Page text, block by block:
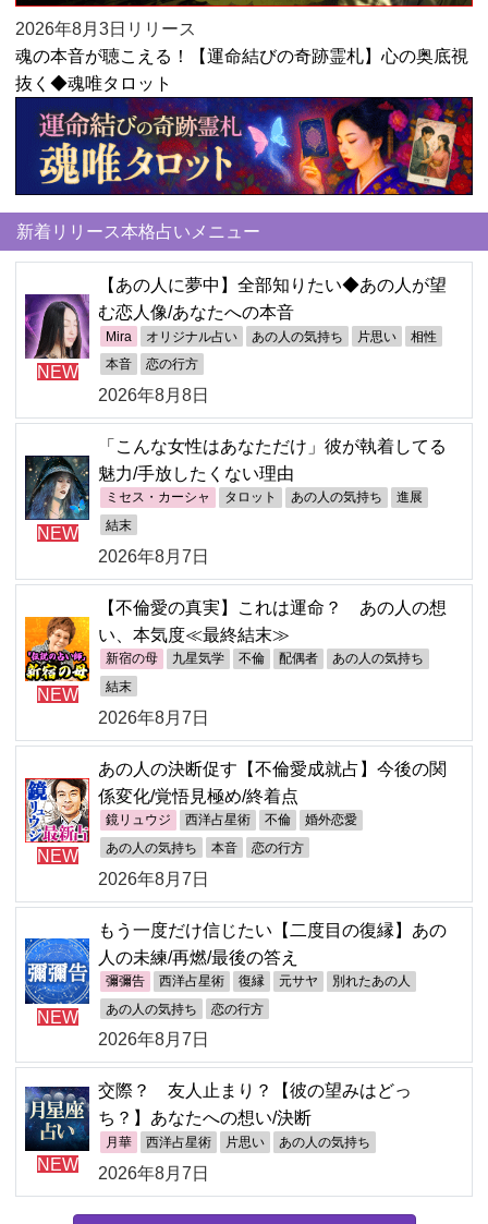
2026年8月3日リリース
魂の本音が聴こえる！【運命結びの奇跡霊札】心の奥底視
抜く◆魂唯タロット
新着リリース本格占いメニュー
NEW
【あの人に夢中】全部知りたい◆あの人が望
む恋人像/あなたへの本音
Mira オリジナル占い あの人の気持ち 片思い 相性
本音 恋の行方
2026年8月8日
NEW
「こんな女性はあなただけ」彼が執着してる
魅力/手放したくない理由
ミセス・カーシャ タロット あの人の気持ち 進展
結末
2026年8月7日
NEW
【不倫愛の真実】これは運命？ あの人の想
い、本気度≪最終結末≫
新宿の母 九星気学 不倫 配偶者 あの人の気持ち
結末
2026年8月7日
NEW
あの人の決断促す【不倫愛成就占】今後の関
係変化/覚悟見極め/終着点
鏡リュウジ 西洋占星術 不倫 婚外恋愛
あの人の気持ち 本音 恋の行方
2026年8月7日
NEW
もう一度だけ信じたい【二度目の復縁】あの
人の未練/再燃/最後の答え
彌彌告 西洋占星術 復縁 元サヤ 別れたあの人
あの人の気持ち 恋の行方
2026年8月7日
NEW
交際？ 友人止まり？【彼の望みはどっ
ち？】あなたへの想い/決断
月華 西洋占星術 片思い あの人の気持ち
2026年8月7日